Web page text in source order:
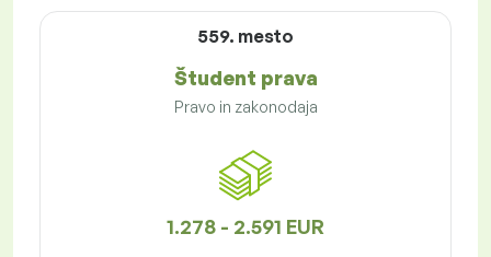
559. mesto
Študent prava
Pravo in zakonodaja
1.278 - 2.591 EUR